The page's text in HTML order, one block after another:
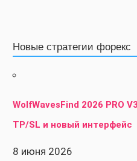
Новые стратегии форекс
WolfWavesFind 2026 PRO
TP/SL и новый интерфейс
8 июня 2026